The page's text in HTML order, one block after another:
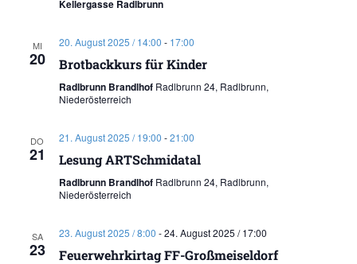
Kellergasse Radlbrunn
MI
20
20. August 2025 / 14:00 - 17:00
Brotbackkurs für Kinder
Radlbrunn Brandlhof Radlbrunn 24, Radlbrunn,
Niederösterreich
DO
21
21. August 2025 / 19:00 -21:00
Lesung ARTSchmidatal
Radlbrunn Brandlhof Radlbrunn 24, Radlbrunn,
Niederösterreich
SA
23
23. August 2025 / 8:00 -24. August 2025 / 17:00
Feuerwehrkirtag FF-Großmeiseldorf